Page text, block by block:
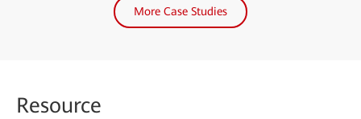
More Case Studies
Resource